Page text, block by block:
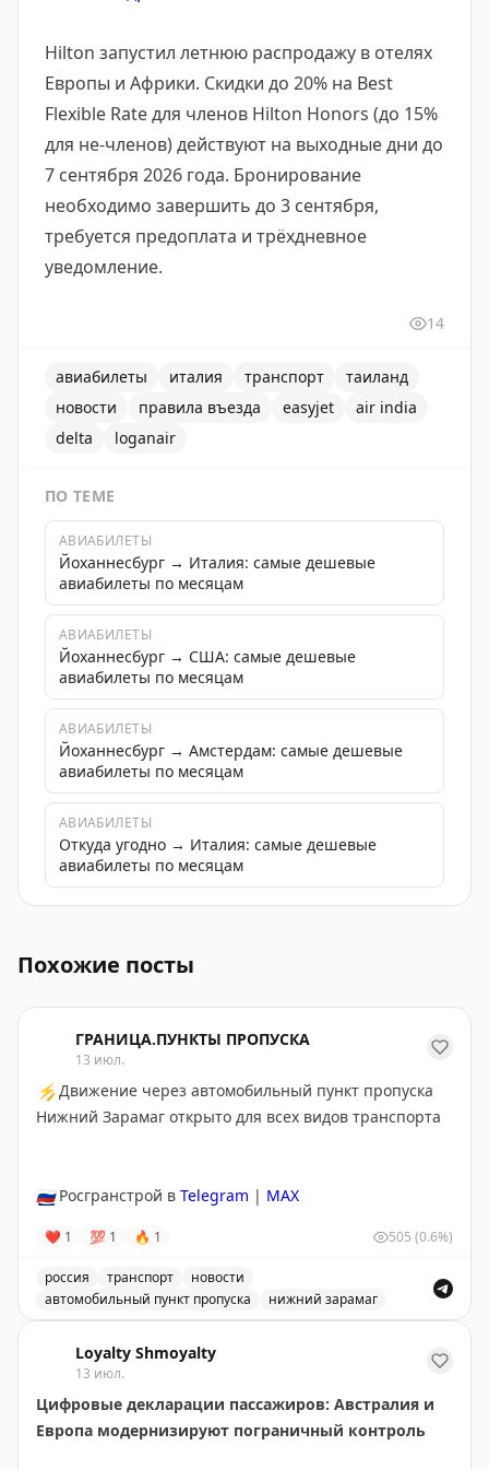
Hilton запустил летнюю распродажу в отелях
Европы и Африки. Скидки до 20% на Best
Flexible Rate для членов Hilton Honors (до 15%
для не-членов) действуют на выходные дни до
7 сентября 2026 года. Бронирование
необходимо завершить до 3 сентября,
требуется предоплата и трёхдневное
уведомление.
14
авиабилеты италия транспорт
таиланд
новости
правила въезда easyjet
air india
delta
loganair
ПО ТЕМЕ
АВИАБИЛЕТЫ
Йоханнесбург → Италия: самые дешевые
авиабилеты по месяцам
АВИАБИЛЕТЫ
Йоханнесбург → США: самые дешевые
авиабилеты по месяцам
АВИАБИЛЕТЫ
Йоханнесбург → Амстердам: самые дешевые
авиабилеты по месяцам
АВИАБИЛЕТЫ
Откуда угодно → Италия: самые дешевые
авиабилеты по месяцам
Похожие посты
ГРАНИЦА.ПУНКТЫ ПРОПУСКА
13 июл.
⚡ Движение через автомобильный пункт пропуска
Нижний Зарамаг открыто для всех видов транспорта
🇷🇺Росгранстрой в Telegram | MAX
❤ 1 💯 1 🔥 1 505 (0.6%)
россия транспорт
новости
автомобильный пункт пропуска
нижний зарамаг
Loyalty Shmoyalty
13 июл.
Цифровые декларации пассажиров: Австралия и
Европа модернизируют пограничный контроль